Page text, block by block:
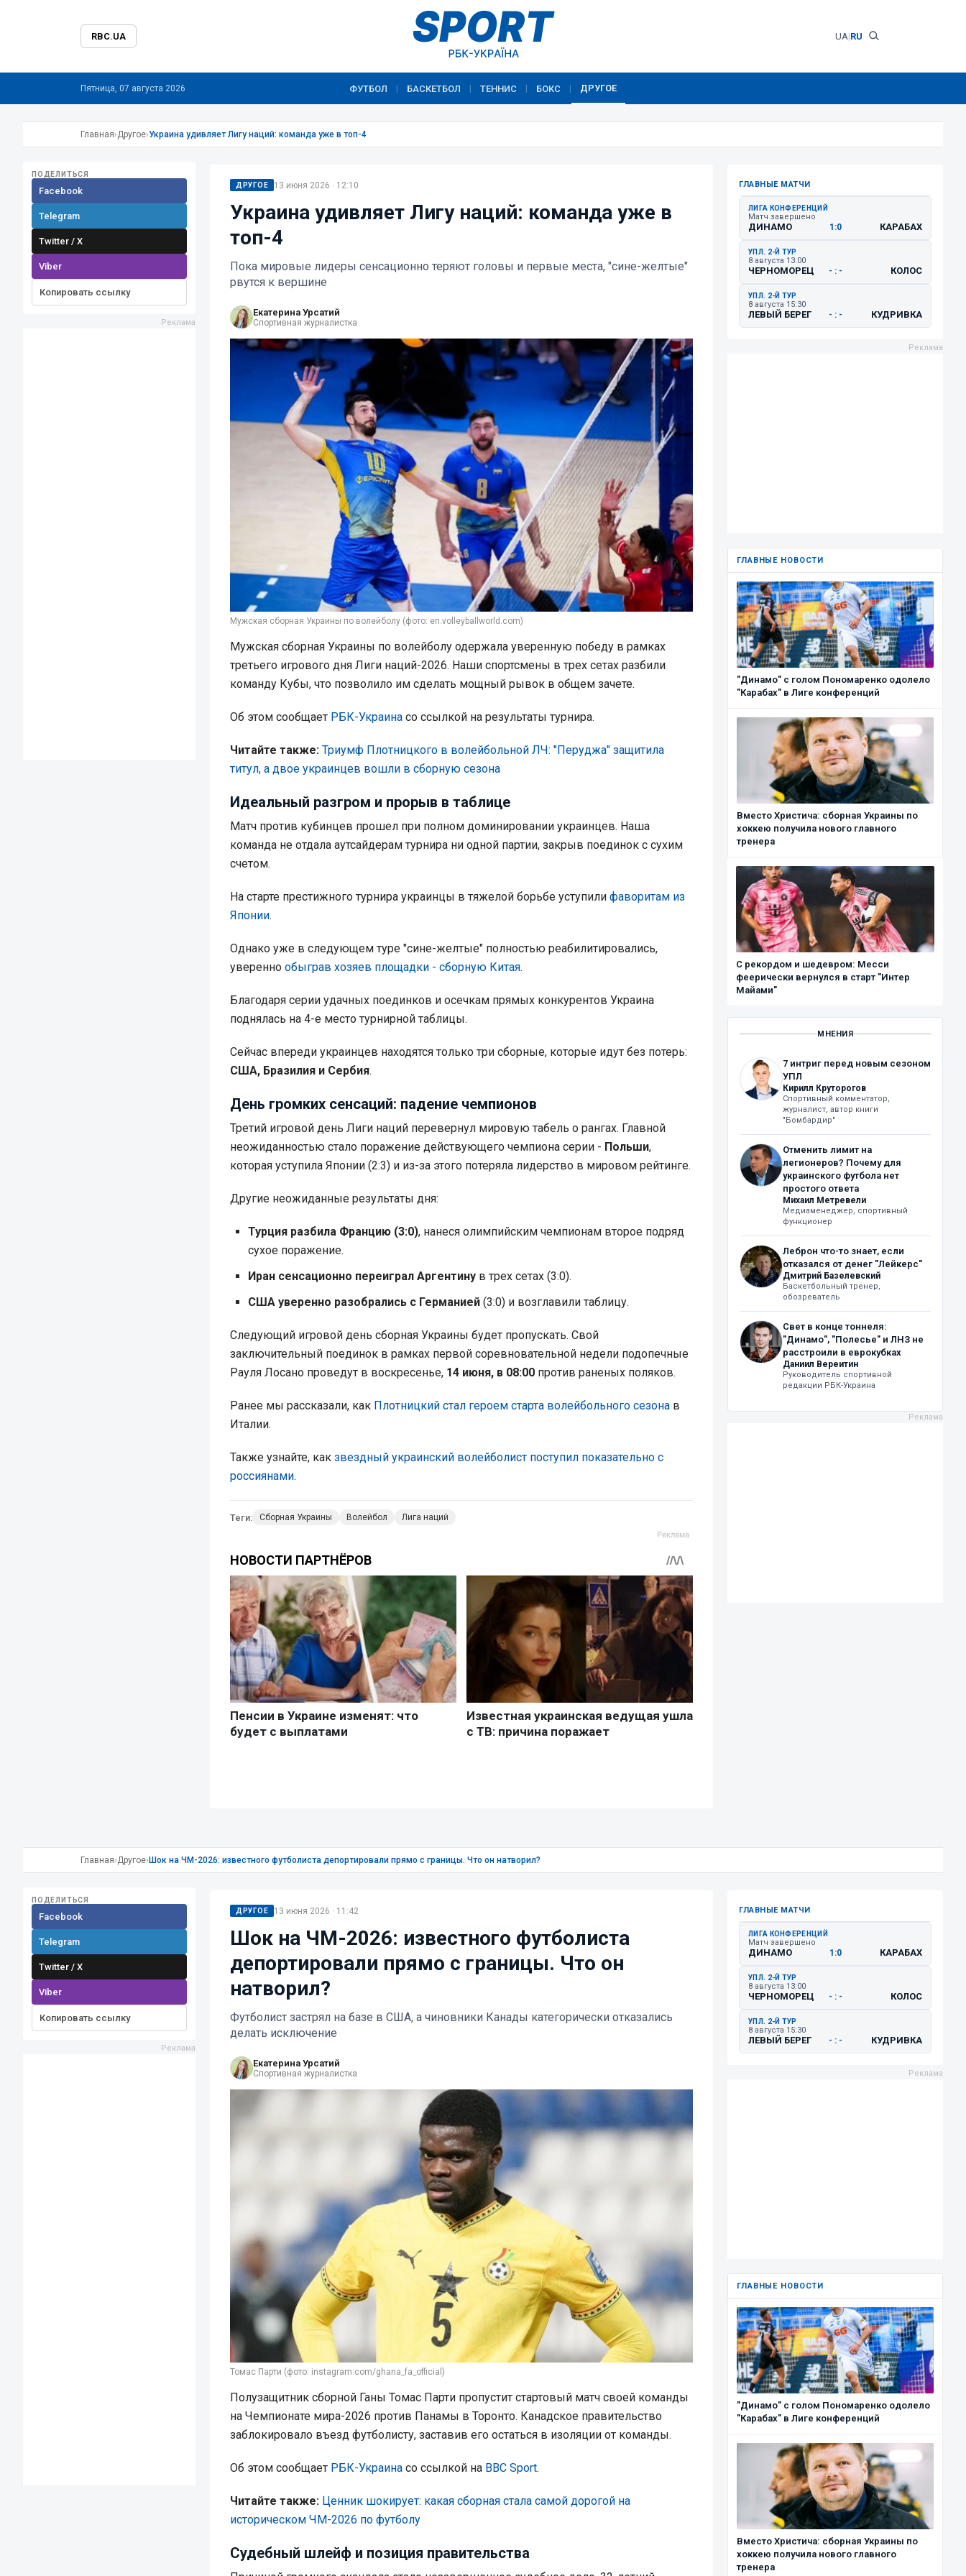
RBC.UA UA|RU
Пятница, 07 августа 2026 ФУТБОЛ БАСКЕТБОЛ ТЕННИС БОКС ДРУГОЕ
Главная›Другое›Украина удивляет Лигу наций: команда уже в топ-4
ПОДЕЛИТЬСЯ
Facebook
Telegram
Twitter / X
Viber
Копировать ссылку
ДРУГОЕ 13 июня 2026 · 12:10
Украина удивляет Лигу наций: команда уже в
топ-4
Пока мировые лидеры сенсационно теряют головы и первые места, "сине-желтые"
рвутся к вершине
Екатерина Урсатий
Спортивная журналистка
Мужская сборная Украины по волейболу (фото: en.volleyballworld.com)
Мужская сборная Украины по волейболу одержала уверенную победу в рамках
третьего игрового дня Лиги наций-2026. Наши спортсмены в трех сетах разбили
команду Кубы, что позволило им сделать мощный рывок в общем зачете.
Об этом сообщает РБК-Украина со ссылкой на результаты турнира.
Читайте также: Триумф Плотницкого в волейбольной ЛЧ: "Перуджа" защитила
титул, а двое украинцев вошли в сборную сезона
Идеальный разгром и прорыв в таблице
Матч против кубинцев прошел при полном доминировании украинцев. Наша
команда не отдала аутсайдерам турнира ни одной партии, закрыв поединок с сухим
счетом.
На старте престижного турнира украинцы в тяжелой борьбе уступили фаворитам из
Японии.
Однако уже в следующем туре "сине-желтые" полностью реабилитировались,
уверенно обыграв хозяев площадки - сборную Китая.
Благодаря серии удачных поединков и осечкам прямых конкурентов Украина
поднялась на 4-е место турнирной таблицы.
Сейчас впереди украинцев находятся только три сборные, которые идут без потерь:
США, Бразилия и Сербия.
День громких сенсаций: падение чемпионов
Третий игровой день Лиги наций перевернул мировую табель о рангах. Главной
неожиданностью стало поражение действующего чемпиона серии - Польши,
которая уступила Японии (2:3) и из-за этого потеряла лидерство в мировом рейтинге.
Другие неожиданные результаты дня:
Турция разбила Францию (3:0), нанеся олимпийским чемпионам второе подряд
сухое поражение.
Иран сенсационно переиграл Аргентину в трех сетах (3:0).
США уверенно разобрались с Германией (3:0) и возглавили таблицу.
Следующий игровой день сборная Украины будет пропускать. Свой
заключительный поединок в рамках первой соревновательной недели подопечные
Рауля Лосано проведут в воскресенье, 14 июня, в 08:00 против раненых поляков.
Ранее мы рассказали, как Плотницкий стал героем старта волейбольного сезона в
Италии.
Также узнайте, как звездный украинский волейболист поступил показательно с
россиянами.
Теги: Сборная Украины Волейбол Лига наций
ГЛАВНЫЕ МАТЧИ
ЛИГА КОНФЕРЕНЦИЙ
Матч завершено
ДИНАМО 1:0 КАРАБАХ
УПЛ. 2-Й ТУР
8 августа 13:00
ЧЕРНОМОРЕЦ - : - КОЛОС
УПЛ. 2-Й ТУР
8 августа 15:30
ЛЕВЫЙ БЕРЕГ - : - КУДРИВКА
ГЛАВНЫЕ НОВОСТИ
"Динамо" с голом Пономаренко одолело
"Карабах" в Лиге конференций
Вместо Христича: сборная Украины по
хоккею получила нового главного
тренера
С рекордом и шедевром: Месси
феерически вернулся в старт "Интер
Майами"
МНЕНИЯ
7 интриг перед новым сезоном
УПЛ
Кирилл Круторогов
Спортивный комментатор,
журналист, автор книги
"Бомбардир"
Отменить лимит на
легионеров? Почему для
украинского футбола нет
простого ответа
Михаил Метревели
Медиаменеджер, спортивный
функционер
Леброн что-то знает, если
отказался от денег "Лейкерс"
Дмитрий Базелевский
Баскетбольный тренер,
обозреватель
Свет в конце тоннеля:
"Динамо", "Полесье" и ЛНЗ не
расстроили в еврокубках
Даниил Вереитин
Руководитель спортивной
редакции РБК-Украина
Главная›Другое› Шок на ЧМ-2026: известного футболиста депортировали прямо с границы. Что он натворил?
ПОДЕЛИТЬСЯ
Facebook
Telegram
Twitter / X
Viber
Копировать ссылку
ДРУГОЕ 13 июня 2026 · 11:42
Шок на ЧМ-2026: известного футболиста
депортировали прямо с границы. Что он
натворил?
Футболист застрял на базе в США, а чиновники Канады категорически отказались
делать исключение
Екатерина Урсатий
Спортивная журналистка
Томас Парти (фото: instagram.com/ghana_fa_official)
Полузащитник сборной Ганы Томас Парти пропустит стартовый матч своей команды
на Чемпионате мира-2026 против Панамы в Торонто. Канадское правительство
заблокировало въезд футболисту, заставив его остаться в изоляции от команды.
Об этом сообщает РБК-Украина со ссылкой на BBC Sport.
Читайте также: Ценник шокирует: какая сборная стала самой дорогой на
историческом ЧМ-2026 по футболу
Судебный шлейф и позиция правительства
ГЛАВНЫЕ МАТЧИ
ЛИГА КОНФЕРЕНЦИЙ
Матч завершено
ДИНАМО 1:0 КАРАБАХ
УПЛ. 2-Й ТУР
8 августа 13:00
ЧЕРНОМОРЕЦ - : - КОЛОС
УПЛ. 2-Й ТУР
8 августа 15:30
ЛЕВЫЙ БЕРЕГ - : - КУДРИВКА
ГЛАВНЫЕ НОВОСТИ
"Динамо" с голом Пономаренко одолело
"Карабах" в Лиге конференций
Вместо Христича: сборная Украины по
хоккею получила нового главного
тренера